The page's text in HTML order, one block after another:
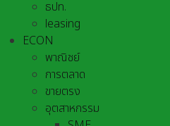
ธปท.
leasing
ECON
พาณิชย์
การตลาด
ขายตรง
อุตสาหกรรม